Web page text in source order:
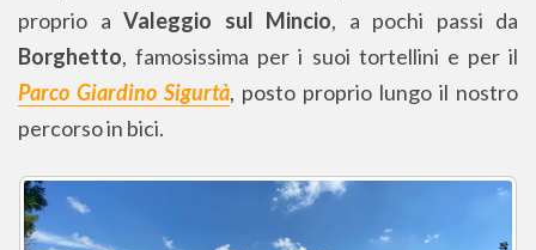
proprio a Valeggio sul Mincio, a pochi passi da
Borghetto, famosissima per i suoi tortellini e per il
Parco Giardino Sigurtà, posto proprio lungo il nostro
percorso in bici.